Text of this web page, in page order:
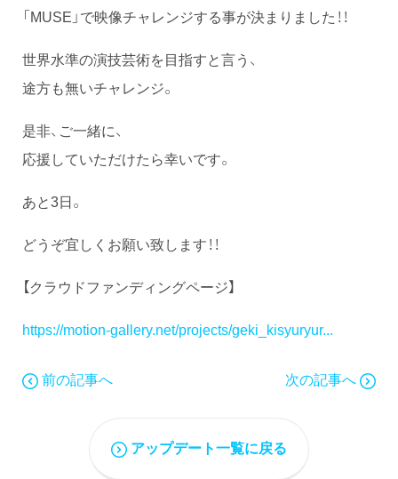
「MUSE」で映像チャレンジする事が決まりました！！
世界水準の演技芸術を目指すと言う、
途方も無いチャレンジ。
是非、ご一緒に、
応援していただけたら幸いです。
あと3日。
どうぞ宜しくお願い致します！！
【クラウドファンディングページ】
https://motion-gallery.net/projects/geki_kisyuryur...
前の記事へ 次の記事へ
アップデート一覧に戻る